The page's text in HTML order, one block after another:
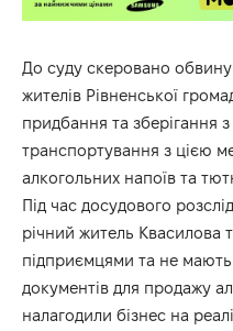
До суду скеровано
жителів Рівненської
придбання та зберігання
транспортування з цією
алкогольних напоїв та
Під час досудового
річний житель Квасилова
підприємцями та не
документів для продажу
налагодили бізнес на